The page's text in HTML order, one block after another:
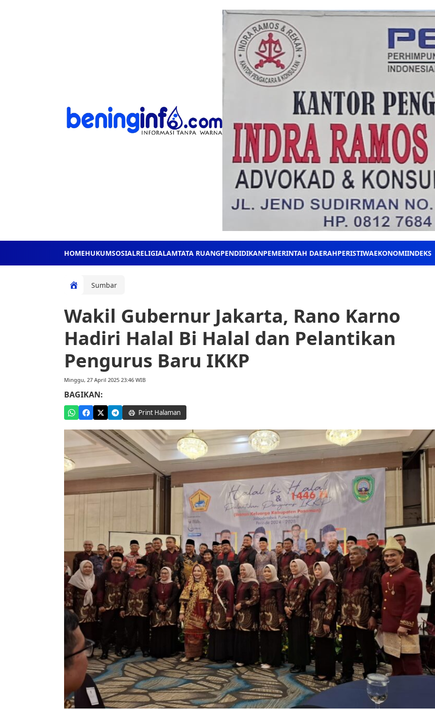
HOMEHUKUMSOSIALRELIGIALAMTATA RUANGPENDIDIKANPEMERINTAH DAERAHPERISTIWAEKONOMIINDEKS
Sumbar
Wakil Gubernur Jakarta, Rano Karno
Hadiri Halal Bi Halal dan Pelantikan
Pengurus Baru IKKP
Minggu, 27 April 2025 23:46 WIB
BAGIKAN:
Print Halaman